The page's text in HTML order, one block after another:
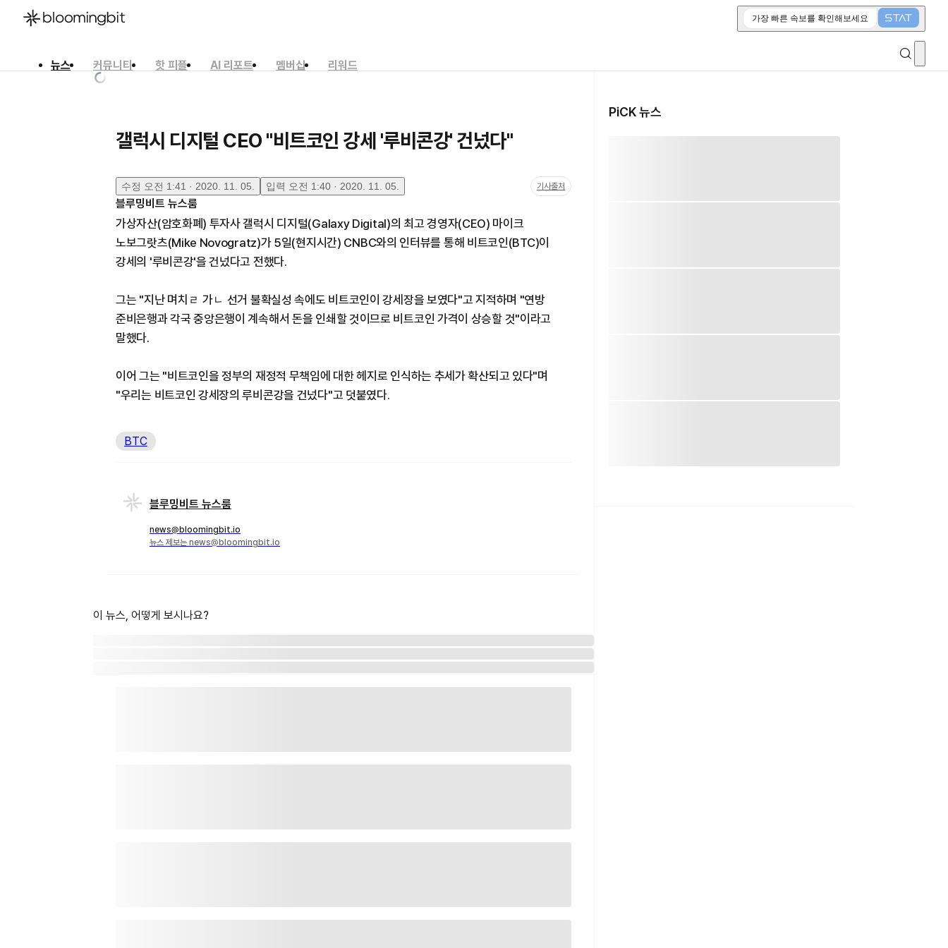
가장 빠른 속보를 확인해보세요
뉴스 커뮤니티 핫 피플 AI 리포트 멤버십
리워드
갤럭시 디지털 CEO "비트코인 강세 '루비콘강' 건넜다"
수정 오전 1:41 · 2020. 11. 05. 입력 오전 1:40 · 2020. 11. 05. 기사출처
블루밍비트 뉴스룸
가상자산(암호화폐) 투자사 갤럭시 디지털(Galaxy Digital)의 최고 경영자(CEO) 마이크
노보그랏츠(Mike Novogratz)가 5일(현지시간) CNBC와의 인터뷰를 통해 비트코인(BTC)이
강세의 '루비콘강'을 건넜다고 전했다.
그는 "지난 며칠 간 선거 불확실성 속에도 비트코인이 강세장을 보였다"고 지적하며 "연방
준비은행과 각국 중앙은행이 계속해서 돈을 인쇄할 것이므로 비트코인 가격이 상승할 것"이라고
말했다.
이어 그는 "비트코인을 정부의 재정적 무책임에 대한 헤지로 인식하는 추세가 확산되고 있다"며
"우리는 비트코인 강세장의 루비콘강을 건넜다"고 덧붙였다.
BTC
블루밍비트 뉴스룸
news@bloomingbit.io
뉴스 제보는 news@bloomingbit.io
이 뉴스, 어떻게 보시나요?
PiCK 뉴스